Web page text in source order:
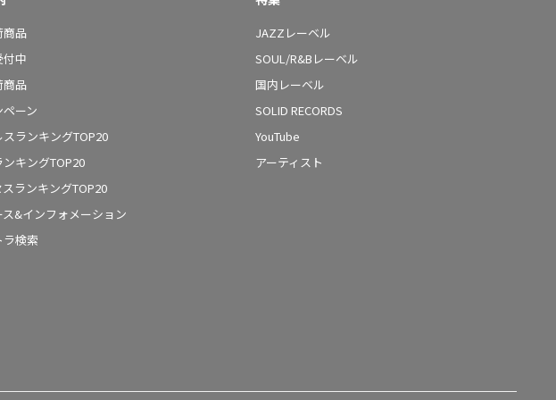
商品
中
商品
ーン
スランキングTOP20
キングTOP20
スランキングTOP20
ス&インフォメーション
ラ検索
JAZZレーベル
SOUL/R&Bレーベル
国内レーベル
SOLID RECORDS
YouTube
アーティスト